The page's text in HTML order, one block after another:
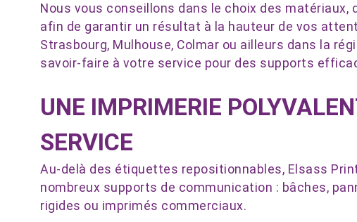
Nous vous conseillons dans le choix des
afin de garantir un résultat à la hauteur de vos
Strasbourg, Mulhouse, Colmar ou ailleurs dans la
savoir-faire à votre service pour des supports
UNE IMPRIMERIE
SERVICE
Au-delà des étiquettes repositionnables, Elsass
nombreux supports de communication : bâches,
rigides ou imprimés commerciaux.